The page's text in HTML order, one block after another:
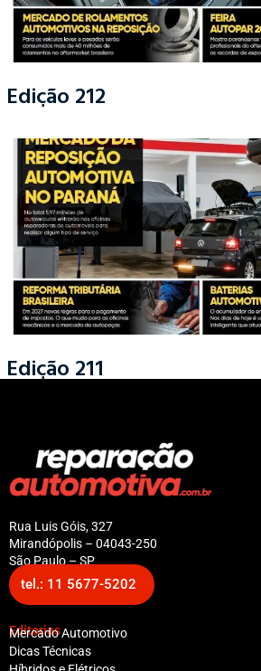
Edição 212
Edição 211
Rua Luis Góis, 327
Mirandópolis – 04043-250
São Paulo – SP
tel.: 11 5677-5202
Editorias
Mercado Automotivo
Dicas Técnicas